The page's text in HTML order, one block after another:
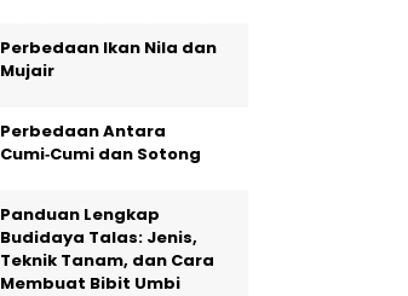
Perbedaan Ikan Nila dan
Mujair
Perbedaan Antara
Cumi‑Cumi dan Sotong
Panduan Lengkap
Budidaya Talas: Jenis,
Teknik Tanam, dan Cara
Membuat Bibit Umbi